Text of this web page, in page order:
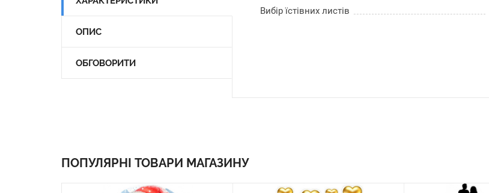
ОПИС
ОБГОВОРИТИ
Вибір їстівних листів
ПОПУЛЯРНІ ТОВАРИ МАГАЗИНУ